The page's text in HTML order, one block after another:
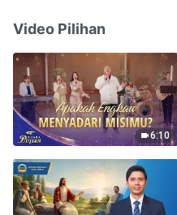
Video Pilihan
6:10